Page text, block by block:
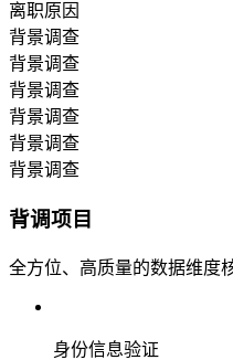
离职原因
背景调查
背景调查
背景调查
背景调查
背景调查
背景调查
背调项目
全方位、高质量的数据维度
身份信息验证